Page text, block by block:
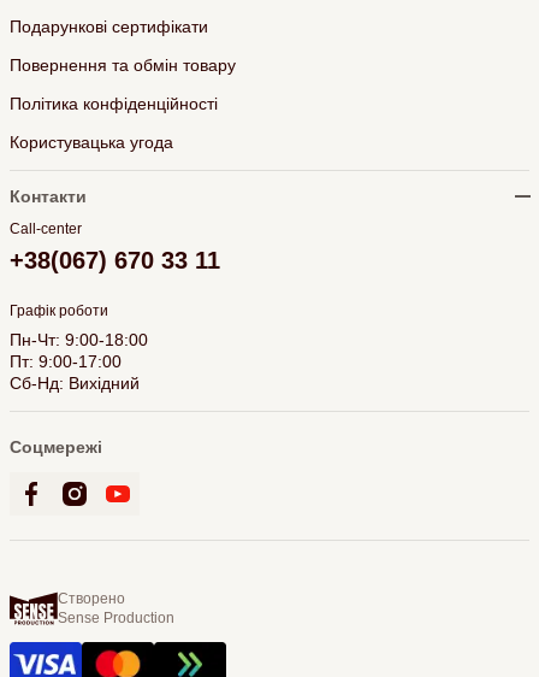
Подарункові сертифікати
Повернення та обмін товару
Політика конфіденційності
Користувацька угода
Контакти
Call-center
+38(067) 670 33 11
Графік роботи
Пн-Чт: 9:00-18:00
Пт: 9:00-17:00
Сб-Нд: Вихідний
Соцмережі
Створено
Sense Production